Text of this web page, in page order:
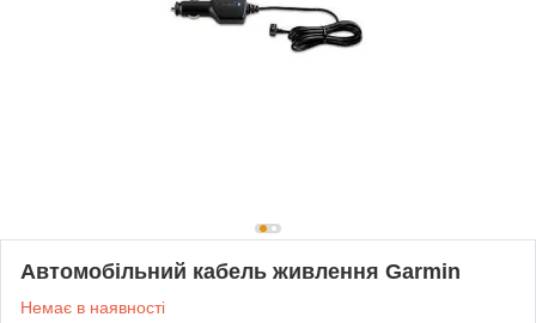
Автомобільний кабель живлення Garmin
Немає в наявності